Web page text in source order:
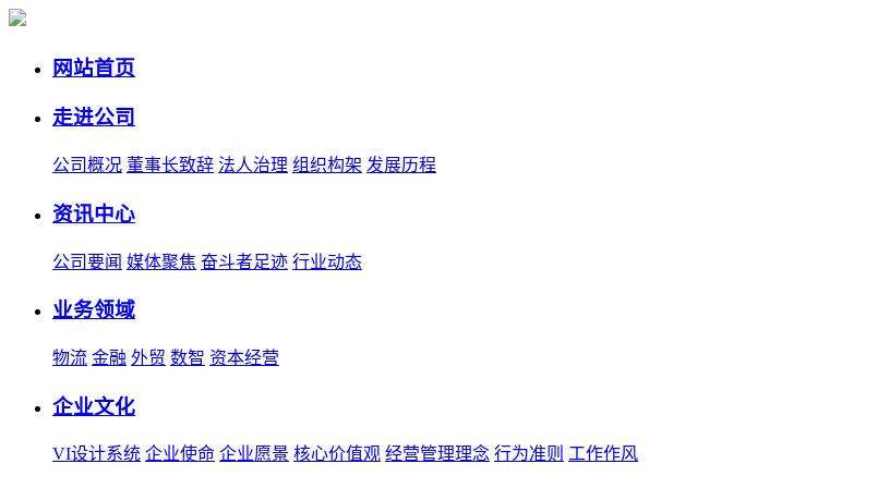
网站首页
走进公司
公司概况 董事长致辞 法人治理 组织构架 发展历程
资讯中心
公司要闻 媒体聚焦 奋斗者足迹 行业动态
业务领域
物流 金融 外贸 数智 资本经营
企业文化
VI设计系统 企业使命 企业愿景 核心价值观 经营管理理念 行为准则 工作作风